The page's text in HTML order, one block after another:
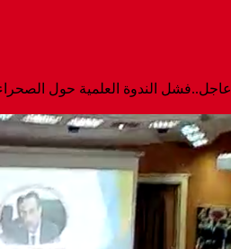
عاجل..فشل الندوة العلمية حول